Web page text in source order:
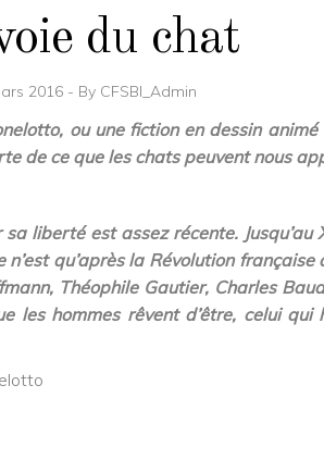
du chat
2016 By CFSBI_Admin
ou une fiction en dessin
de ce que les chats peuvent nous
liberté est assez récente. Jusqu’au
qu’après la Révolution française
Théophile Gautier, Charles
les hommes rêvent d’être, celui